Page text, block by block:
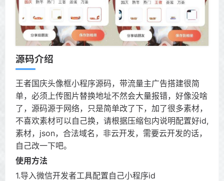
源码介绍
王者国庆头像框小程序源码，带流量主广告搭建很简
单，必须上传图片替换地址不然会大量报错，好像没啥
了，源码源于网络，只是简单改了下，加了很多素材，
不喜欢素材可以自己换，请根据压缩包内说明配置好id,
素材，json，合法域名，非云开发，需要云开发的话，
自己改一下吧。
使用方法
1.导入微信开发者工具配置自己小程序id